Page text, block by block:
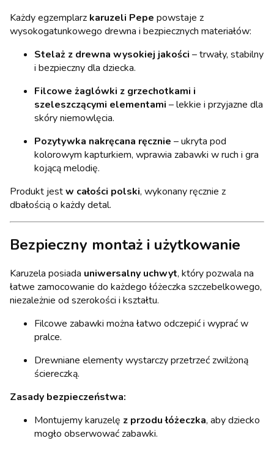
Każdy egzemplarz karuzeli Pepe powstaje z
wysokogatunkowego drewna i bezpiecznych materiałów:
Stelaż z drewna wysokiej jakości – trwały, stabilny
i bezpieczny dla dziecka.
Filcowe żaglówki z grzechotkami i
szeleszczącymi elementami – lekkie i przyjazne dla
skóry niemowlęcia.
Pozytywka nakręcana ręcznie – ukryta pod
kolorowym kapturkiem, wprawia zabawki w ruch i gra
kojącą melodię.
Produkt jestw całości polski, wykonany ręcznie z
dbałością o każdy detal.
Bezpieczny montaż i użytkowanie
Karuzela posiada uniwersalny uchwyt, który pozwala na
łatwe zamocowanie do każdego łóżeczka szczebelkowego,
niezależnie od szerokości i kształtu.
Filcowe zabawki można łatwo odczepić i wyprać w
pralce.
Drewniane elementy wystarczy przetrzeć zwilżoną
ściereczką.
Zasady bezpieczeństwa:
Montujemy karuzelę z przodu łóżeczka, aby dziecko
mogło obserwować zabawki.